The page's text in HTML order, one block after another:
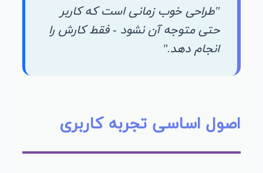
"طراحی خوب زمانی است که کاربر
حتی متوجه آن نشود - فقط کارش را
انجام دهد."
اصول اساسی تجربه کاربری